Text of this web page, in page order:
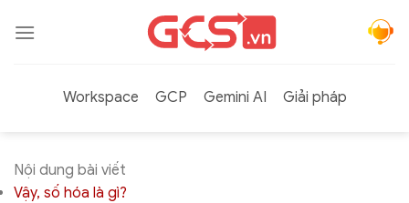
qua
Workspace
GCP Gemini AI Giải pháp
Nội dung bài viết
Vậy, số hóa là gì?